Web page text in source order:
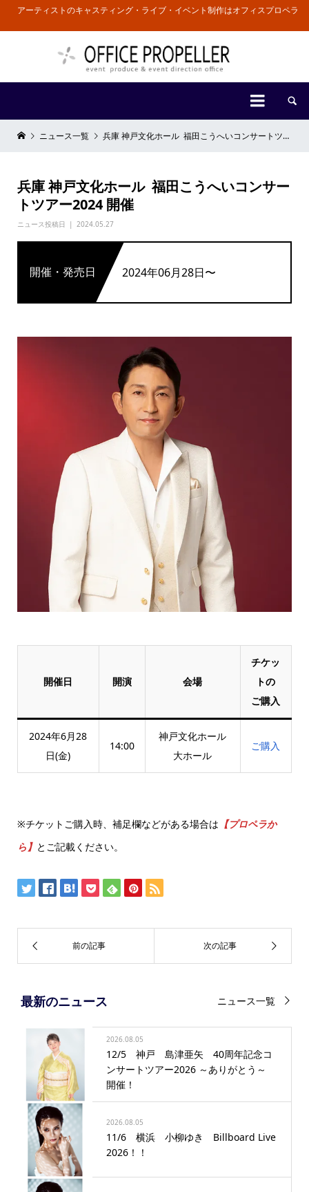
アーティストのキャスティング・ライブ・イベント制作はオフィスプロペラ
 
ニュース一覧 兵庫 神戸文化ホール 福田こうへいコンサートツアー2024 開催
兵庫 神戸文化ホール 福田こうへいコンサー
トツアー2024 開催
ニュース投稿日 2024.05.27
開催・発売日 2024年06月28日〜
開催日 開演 会場
チケッ
トの
ご購入
2024年6月28
日(金)
14:00
神戸文化ホール
大ホール
ご購入
※チケットご購入時、補足欄などがある場合は 【プロペラか
ら】 とご記載ください。
最新のニュース ニュース一覧
2026.08.05
12/5 神戸 島津亜矢 40周年記念コ
ンサートツアー2026 ～ありがとう～
開催！
2026.08.05
11/6 横浜 小柳ゆき Billboard Live
2026！！